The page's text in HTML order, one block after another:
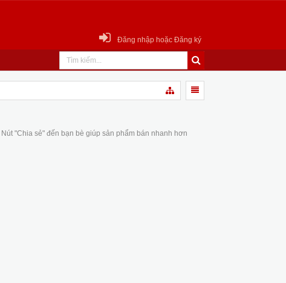
Đăng nhập hoặc Đăng ký
Nút "Chia sẻ" đến bạn bè giúp sản phẩm bán nhanh hơn